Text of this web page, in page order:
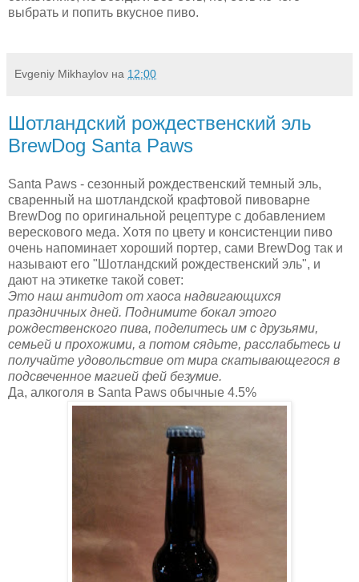
выбрать и попить вкусное пиво.
Evgeniy Mikhaylov на 12:00
Шотландский рождественский эль
BrewDog Santa Paws
Santa Paws - сезонный рождественский темный эль,
сваренный на шотландской крафтовой пивоварне
BrewDog по оригинальной рецептуре с добавлением
верескового меда. Хотя по цвету и консистенции пиво
очень напоминает хороший портер, сами BrewDog так и
называют его "Шотландский рождественский эль", и
дают на этикетке такой совет:
Это наш антидот от хаоса надвигающихся
праздничных дней. Поднимите бокал этого
рождественского пива, поделитесь им с друзьями,
семьей и прохожими, а потом сядьте, расслабьтесь и
получайте удовольствие от мира скатывающегося в
подсвеченное магией фей безумие.
Да, алкоголя в Santa Paws обычные 4.5%